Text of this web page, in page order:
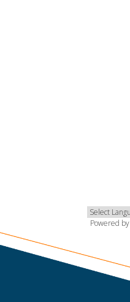
Powered by